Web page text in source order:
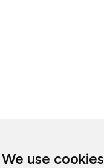
We use cookies